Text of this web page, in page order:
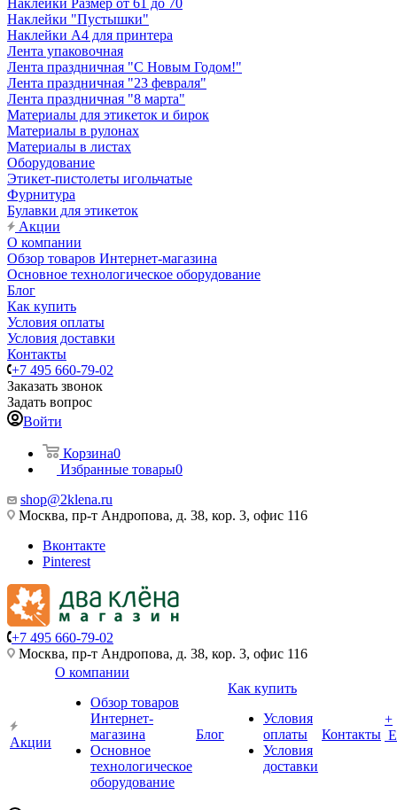
Наклейки Размер от 61 до 70
Наклейки "Пустышки"
Наклейки А4 для принтера
Лента упаковочная
Лента праздничная "С Новым Годом!"
Лента праздничная "23 февраля"
Лента праздничная "8 марта"
Материалы для этикеток и бирок
Материалы в рулонах
Материалы в листах
Оборудование
Этикет-пистолеты игольчатые
Фурнитура
Булавки для этикеток
Акции
О компании
Обзор товаров Интернет-магазина
Основное технологическое оборудование
Блог
Как купить
Условия оплаты
Условия доставки
Контакты
+7 495 660-79-02
Заказать звонок
Задать вопрос
Войти
Корзина0
Избранные товары0
shop@2klena.ru
Москва, пр-т Андропова, д. 38, кор. 3, офис 116
Вконтакте
Pinterest
+7 495 660-79-02
Москва, пр-т Андропова, д. 38, кор. 3, офис 116
Акции
О компании
Обзор товаров
Интернет-
магазина
Основное
технологическое
оборудование
Блог
Как купить
Условия
оплаты
Условия
доставки
Контакты
+